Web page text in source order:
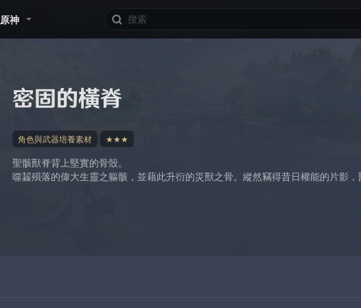
原神
密固的橫脊
角色與武器培養素材 ★★★
聖骸獸脊背上堅實的骨殼。
噬齧殞落的偉大生靈之軀骸，並藉此升衍的災獸之骨。縱然竊得昔日權能的片影，